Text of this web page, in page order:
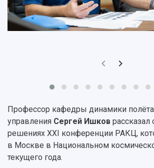
Музеи
Учебный аэродром
Центр истории авиационных
Международный межвузовский
Сведения об образовательной
Официальные документы
Отчеты о проведенных
Профессор кафедры динамики
управления Сергей Ишков
решениях ХХІ конференции РАКЦ,
в Москве в Национальном
текущего года.